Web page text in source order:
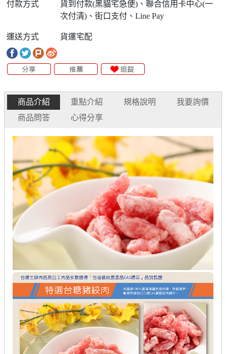
付款方式
貨到付款(黑貓宅急便)、聯合信用卡中心(一
次付清)、街口支付、Line Pay
運送方式 貨運宅配
商品介紹 重點介紹 規格說明
我要詢價
商品問答
心得分享